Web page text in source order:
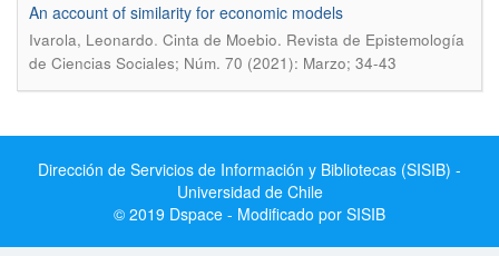
An account of similarity for economic models
Ivarola, Leonardo. Cinta de Moebio. Revista de Epistemología
de Ciencias Sociales; Núm. 70 (2021): Marzo; 34-43
Dirección de Servicios de Información y Bibliotecas (SISIB) -
Universidad de Chile
© 2019 Dspace - Modificado por SISIB